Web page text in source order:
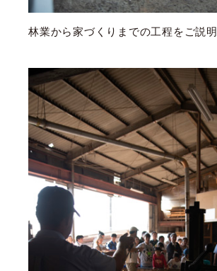
林業から家づくりまでの工程をご説明